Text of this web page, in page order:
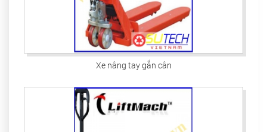
Xe nâng tay gắn cân